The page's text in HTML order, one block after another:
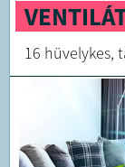
16 hüvelykes,